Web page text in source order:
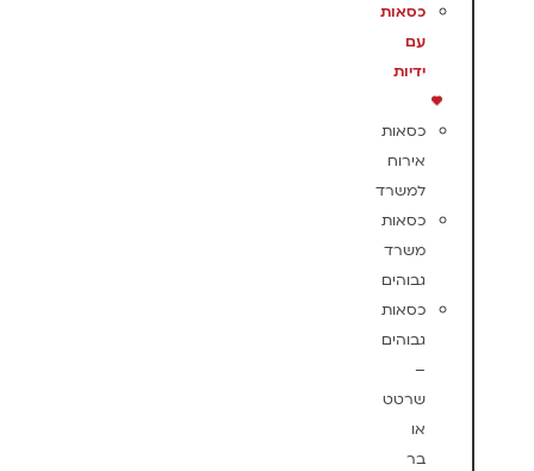
כסאות
עם
ידיות
כסאות
אירוח
למשרד
כסאות
משרד
גבוהים
כסאות
גבוהים
–
שרטט
או
בר